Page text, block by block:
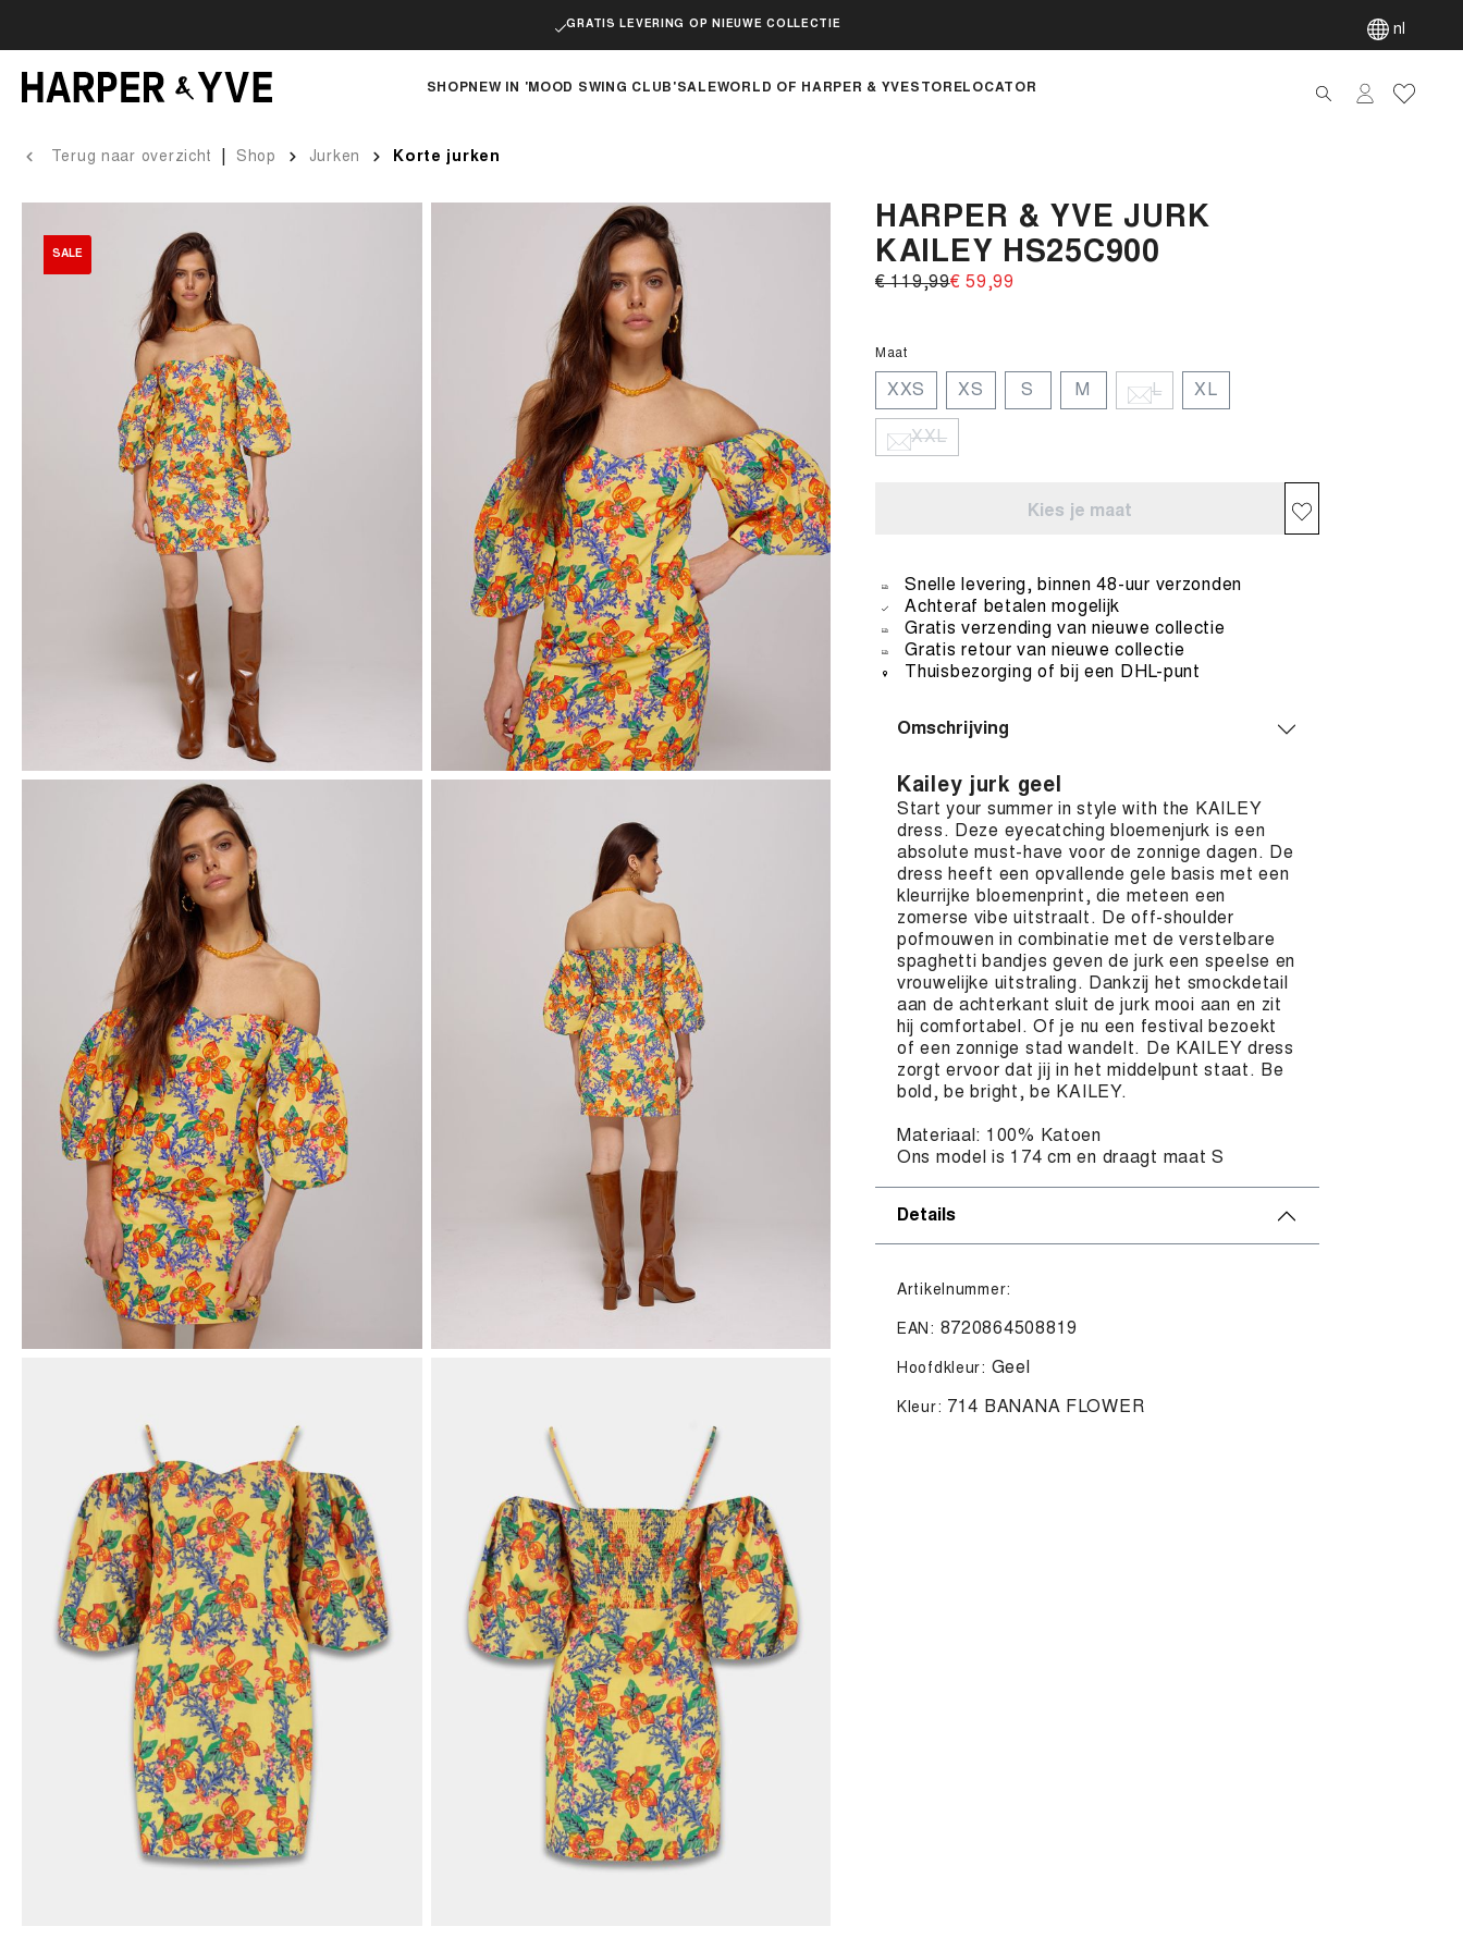
GRATIS LEVERING OP NIEUWE COLLECTIE nl
SHOPNEW IN 'MOOD SWING CLUB'SALEWORLD OF HARPER & YVESTORELOCATOR
Terug naar overzicht Shop Jurken Korte jurken
SALE
HARPER & YVE JURK
KAILEY HS25C900
€ 119,99‌€ 59,99‌
Maat
XXS XS S M L XL
XXL
Kies je maat
Snelle levering, binnen 48-uur verzonden
Achteraf betalen mogelijk
Gratis verzending van nieuwe collectie
Gratis retour van nieuwe collectie
Thuisbezorging of bij een DHL-punt
Omschrijving
Kailey jurk geel
Start your summer in style with the KAILEY
dress. Deze eyecatching bloemenjurk is een
absolute must-have voor de zonnige dagen. De
dress heeft een opvallende gele basis met een
kleurrijke bloemenprint, die meteen een
zomerse vibe uitstraalt. De off-shoulder
pofmouwen in combinatie met de verstelbare
spaghetti bandjes geven de jurk een speelse en
vrouwelijke uitstraling. Dankzij het smockdetail
aan de achterkant sluit de jurk mooi aan en zit
hij comfortabel. Of je nu een festival bezoekt
of een zonnige stad wandelt. De KAILEY dress
zorgt ervoor dat jij in het middelpunt staat. Be
bold, be bright, be KAILEY.
Materiaal: 100% Katoen
Ons model is 174 cm en draagt maat S
Details
Artikelnummer:
EAN: 8720864508819
Hoofdkleur: Geel
Kleur: 714 BANANA FLOWER